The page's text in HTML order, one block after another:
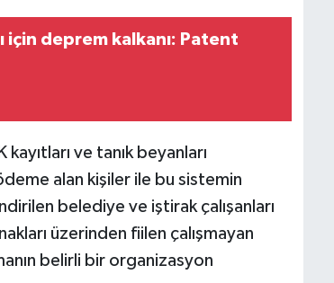
için deprem kalkanı: Patent
ve tanık beyanları
alan kişiler ile bu sistemin
belediye ve iştirak çalışanları
üzerinden fiilen çalışmayan
belirli bir organizasyon